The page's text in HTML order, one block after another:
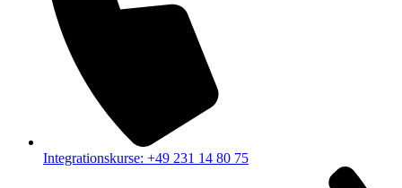
Integrationskurse: +49 231 14 80 75